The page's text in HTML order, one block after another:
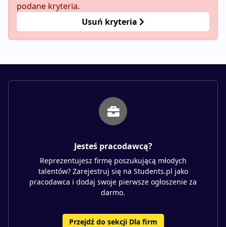
podane kryteria.
Usuń kryteria
Jesteś pracodawcą?
Reprezentujesz firmę poszukującą młodych
talentów? Zarejestruj się na Students.pl jako
pracodawca i dodaj swoje pierwsze ogłoszenie za
darmo.
Przejdź do sekcji Dla firm